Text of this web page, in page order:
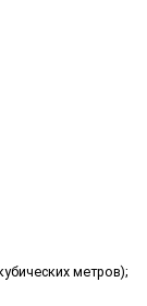
метров);